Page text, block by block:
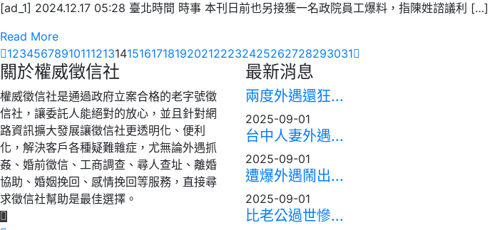
[ad_1] 2024.12.17 05:28 臺北時間 時事 本刊日前也另接獲一名政院員工爆料，指陳姓諮議利 […]
Read More
12345678910111213141516171819202122232425262728293031
關於權威徵信社
權威徵信社是通過政府立案合格的老字號徵
信社，讓委託人能絕對的放心，並且針對網
路資訊擴大發展讓徵信社更透明化、便利
化，解決客戶各種疑難雜症，尤無論外遇抓
姦、婚前徵信、工商調查、尋人查址、離婚
協助、婚姻挽回、感情挽回等服務，直接尋
求徵信社幫助是最佳選擇。
最新消息
兩度外遇還狂...
2025-09-01
台中人妻外遇...
2025-09-01
遭爆外遇鬧出...
2025-09-01
比老公過世慘...